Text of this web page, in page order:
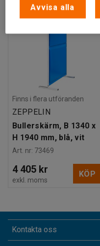
Finns i flera utföranden
ZEPPELIN
Bullerskärm, B 1340 x
H 1940 mm, blå, vit
Art. nr: 73469
4 405 kr
exkl. moms
KÖP
Kontakta oss
Avvisa alla